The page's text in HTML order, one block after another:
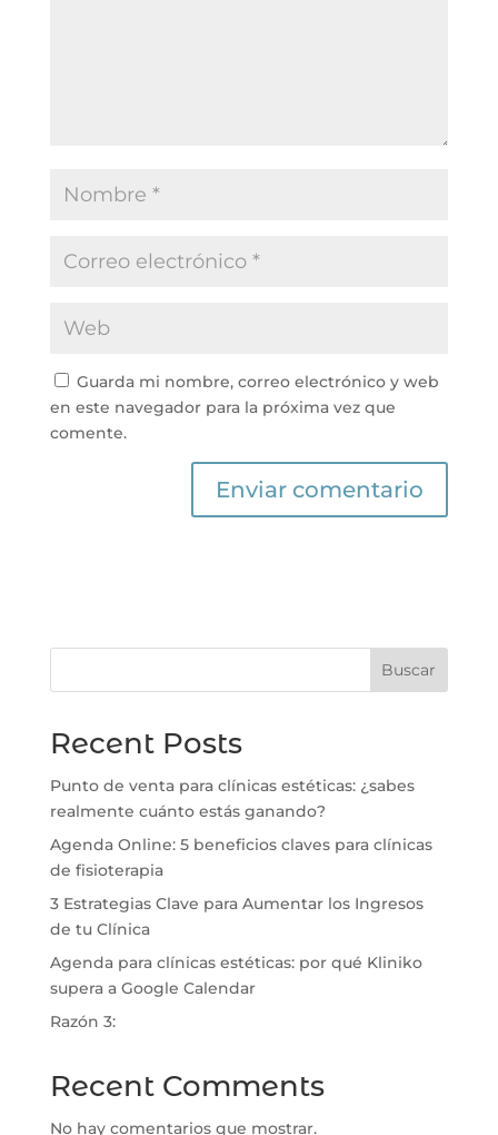
Guarda mi nombre, correo electrónico y web
en este navegador para la próxima vez que
comente.
Buscar
Recent Posts
Punto de venta para clínicas estéticas: ¿sabes
realmente cuánto estás ganando?
Agenda Online: 5 beneficios claves para clínicas
de fisioterapia
3 Estrategias Clave para Aumentar los Ingresos
de tu Clínica
⁠Agenda para clínicas estéticas: por qué Kliniko
supera a Google Calendar
Razón 3:
Recent Comments
No hay comentarios que mostrar.